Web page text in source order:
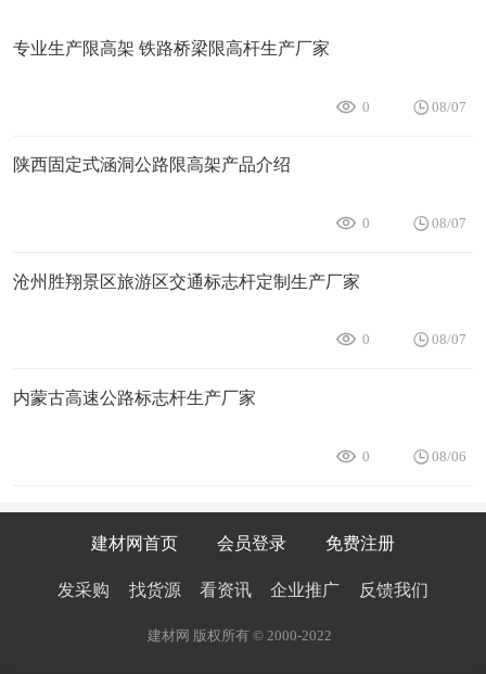
专业生产限高架 铁路桥梁限高杆生产厂家
0 08/07
陕西固定式涵洞公路限高架产品介绍
0 08/07
沧州胜翔景区旅游区交通标志杆定制生产厂家
0 08/07
内蒙古高速公路标志杆生产厂家
0 08/06
建材网首页 会员登录 免费注册
发采购 找货源 看资讯 企业推广 反馈我们
建材网 版权所有 © 2000-2022